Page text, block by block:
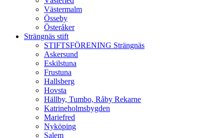
Västermalm
Össeby
Österåker
Strängnäs stift
STIFTSFÖRENING Strängnäs
Askersund
Eskilstuna
Frustuna
Hallsberg
Hovsta
Hällby, Tumbo, Råby Rekarne
Katrineholmsbygden
Mariefred
Nyköping
Salem